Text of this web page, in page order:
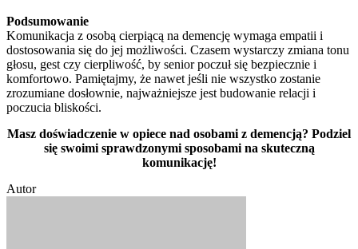
Podsumowanie
Komunikacja z osobą cierpiącą na demencję wymaga empatii i
dostosowania się do jej możliwości. Czasem wystarczy zmiana tonu
głosu, gest czy cierpliwość, by senior poczuł się bezpiecznie i
komfortowo. Pamiętajmy, że nawet jeśli nie wszystko zostanie
zrozumiane dosłownie, najważniejsze jest budowanie relacji i
poczucia bliskości.
Masz doświadczenie w opiece nad osobami z demencją? Podziel
się swoimi sprawdzonymi sposobami na skuteczną
komunikację!
Autor